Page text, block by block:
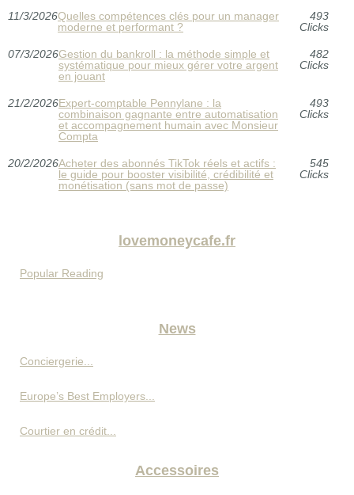
11/3/2026Quelles compétences clés pour un manager
moderne et performant ?
493
Clicks
07/3/2026Gestion du bankroll : la méthode simple et
systématique pour mieux gérer votre argent
en jouant
482
Clicks
21/2/2026Expert-comptable Pennylane : la
combinaison gagnante entre automatisation
et accompagnement humain avec Monsieur
Compta
493
Clicks
20/2/2026Acheter des abonnés TikTok réels et actifs :
le guide pour booster visibilité, crédibilité et
monétisation (sans mot de passe)
545
Clicks
lovemoneycafe.fr
Popular Reading
News
Conciergerie...
Europe’s Best Employers...
Courtier en crédit...
Accessoires